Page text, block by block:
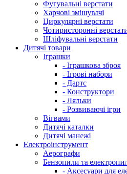
Фугувальні верстати
Харчові змішувачі
Циркулярні верстати
Чотиристоронні
Шліфувальні верстати
Дитячі товари
Іграшки
- Іграшкова зброя
- Ігрові набори
- Дартс
- Конструктори
- Ляльки
- Розвиваючі ігри
Вігвами
Дитячі каталки
Дитячі манежі
Електроінструмент
Аерографи
Бензопили та
- Аксесуари для